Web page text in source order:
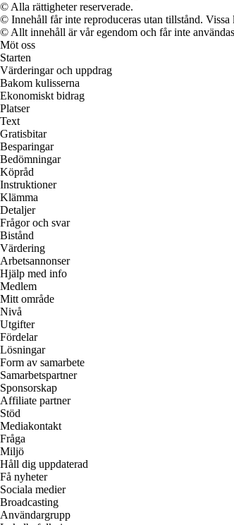
© Alla rättigheter reserverade.
© Innehåll får inte reproduceras utan tillstånd.
© Allt innehåll är vår egendom och får inte
Möt oss
Starten
Värderingar och uppdrag
Bakom kulisserna
Ekonomiskt bidrag
Platser
Text
Gratisbitar
Besparingar
Bedömningar
Köpråd
Instruktioner
Klämma
Detaljer
Frågor och svar
Bistånd
Värdering
Arbetsannonser
Hjälp med info
Medlem
Mitt område
Nivå
Utgifter
Fördelar
Lösningar
Form av samarbete
Samarbetspartner
Sponsorskap
Affiliate partner
Stöd
Mediakontakt
Fråga
Miljö
Håll dig uppdaterad
Få nyheter
Sociala medier
Broadcasting
Användargrupp